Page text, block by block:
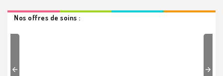
Nos offres de soins :
Previous Next